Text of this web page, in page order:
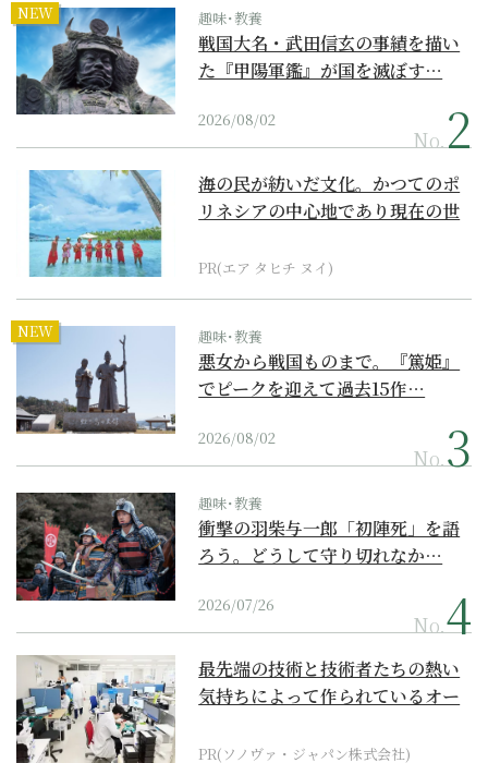
NEW 趣味･教養
戦国大名・武田信玄の事績を描い
た『甲陽軍鑑』が国を滅ぼす…
2026/08/02
No.
海の民が紡いだ文化。かつてのポ
リネシアの中心地であり現在の世
PR(エア タヒチ ヌイ)
NEW 趣味･教養
悪女から戦国ものまで。『篤姫』
でピークを迎えて過去15作…
2026/08/02
No.
趣味･教養
衝撃の羽柴与一郎「初陣死」を語
ろう。どうして守り切れなか…
2026/07/26
No.
最先端の技術と技術者たちの熱い
気持ちによって作られているオー
PR(ソノヴァ・ジャパン株式会社)